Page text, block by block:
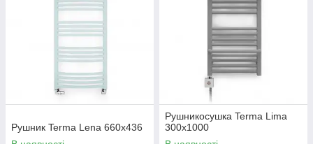
Рушник Terma Lena 660х436
Рушникосушка Terma Lima
300х1000